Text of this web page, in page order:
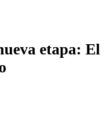
etapa: El